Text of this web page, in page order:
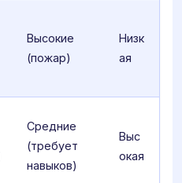
Высокие
(пожар)
Низк
ая
Средние
(требует
навыков)
Выс
окая